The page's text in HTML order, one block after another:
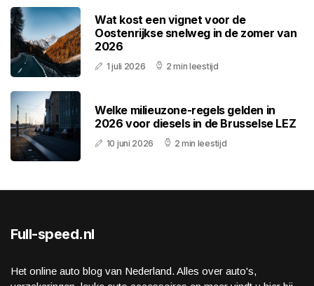
Wat kost een vignet voor de
Oostenrijkse snelweg in de zomer van
2026
1 juli 2026 2 min leestijd
Welke milieuzone-regels gelden in
2026 voor diesels in de Brusselse LEZ
10 juni 2026 2 min leestijd
Full-speed.nl
Het online auto blog van Nederland. Alles over auto's,